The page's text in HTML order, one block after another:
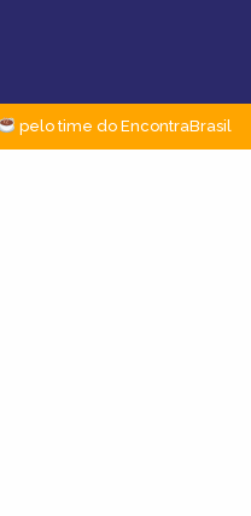
pelo time do EncontraBrasil